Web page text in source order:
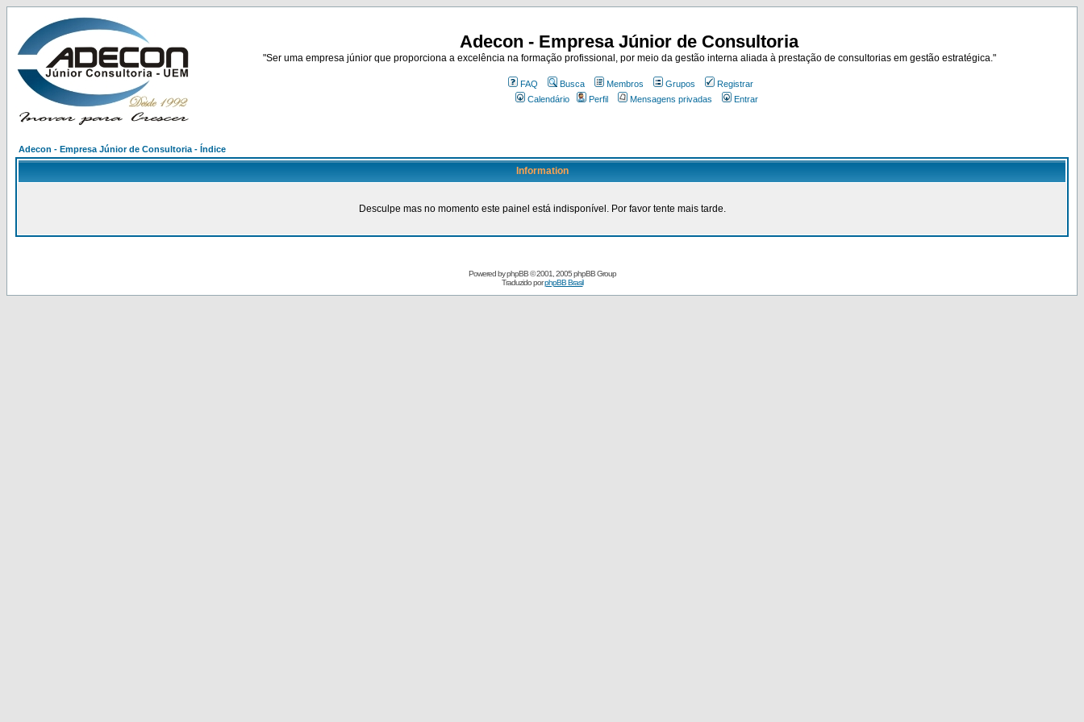
Adecon - Empresa Júnior de Consultoria
"Ser uma empresa júnior que proporciona a excelência na formação profissional, por meio da gestão interna aliada à prestação de consultorias em gestão estratégica."
FAQ Busca Membros Grupos
Registrar
Calendário
Perfil Mensagens privadas Entrar
Adecon - Empresa Júnior de Consultoria - Índice
Information
Desculpe mas no momento este painel está indisponível. Por favor tente mais tarde.
Powered byphpBB© 2001, 2005 phpBB Group
Traduzido porphpBB Brasil